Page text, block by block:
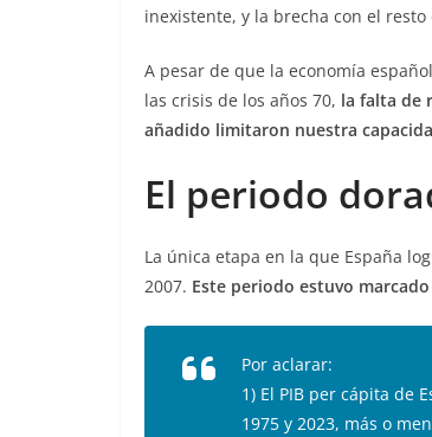
inexistente, y la brecha con el
A pesar de que la economía
las crisis de los años 70, la falta de
añadido limitaron nuestra
El periodo
La única etapa en la que España
2007. Este periodo estuvo
Por aclarar:
1) El PIB per cápita de
1975 y 2023, más o